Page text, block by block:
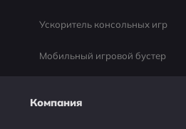
Ускоритель консольных игр
Мобильный игровой бустер
Компания